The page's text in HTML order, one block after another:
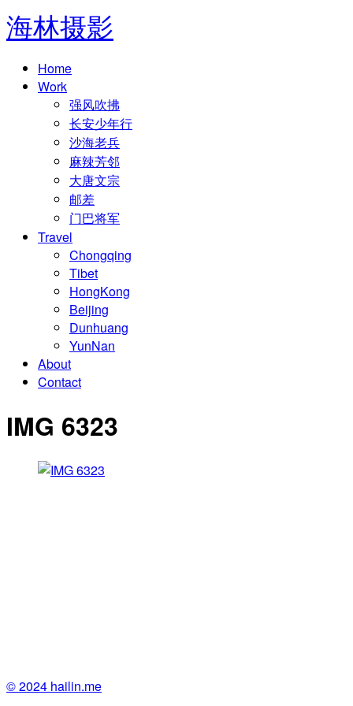
海林摄影
Home
Work
强风吹拂
长安少年行
沙海老兵
麻辣芳邻
大唐文宗
邮差
门巴将军
Travel
Chongqing
Tibet
HongKong
Beijing
Dunhuang
YunNan
About
Contact
IMG 6323
© 2024 hailin.me